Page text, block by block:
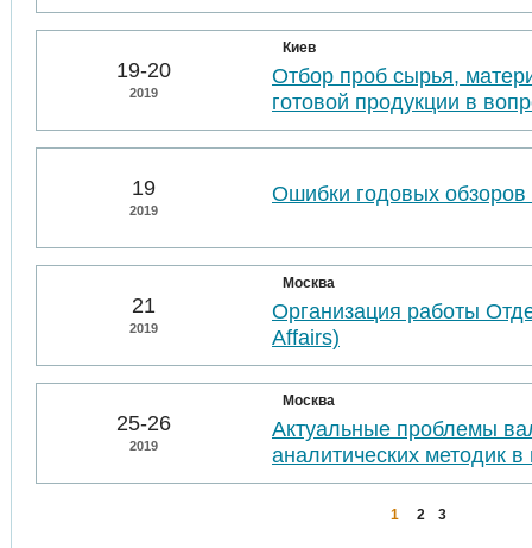
19-20
2019
Киев
Отбор проб сырья,
готовой продукции в
19
2019
Ошибки годовых обзоров
21
2019
Москва
Организация работы
Affairs)
25-26
2019
Москва
Актуальные проблемы
аналитических методик в
1 2 3